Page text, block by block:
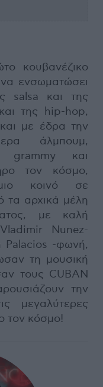
κουβανέζικο
ενσωματώσει
salsa και της
της hip-hop,
με έδρα την
άλμπουμ,
grammy και
τον κόσμο,
κοινό σε
αρχικά μέλη
με καλή
Nunez-
Palacios -φωνή,
τη μουσική
τους CUBAN
την
μεγαλύτερες
τον κόσμο!